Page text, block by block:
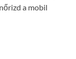
a mobil